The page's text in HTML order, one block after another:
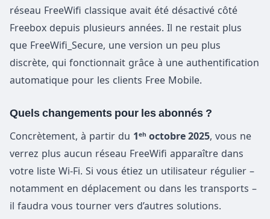
réseau FreeWifi classique avait été désactivé côté
Freebox depuis plusieurs années. Il ne restait plus
que FreeWifi_Secure, une version un peu plus
discrète, qui fonctionnait grâce à une authentification
automatique pour les clients Free Mobile.
Quels changements pour les abonnés ?
Concrètement, à partir du 1ᵉʰ octobre 2025, vous ne
verrez plus aucun réseau FreeWifi apparaître dans
votre liste Wi-Fi. Si vous étiez un utilisateur régulier –
notamment en déplacement ou dans les transports –
il faudra vous tourner vers d’autres solutions.